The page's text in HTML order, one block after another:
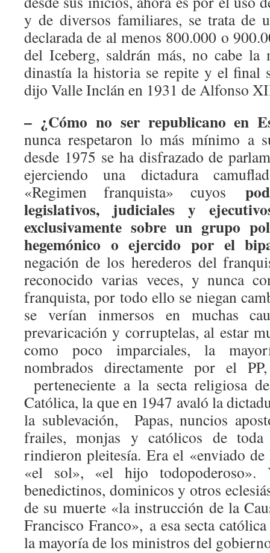
y de diversos familiares, se trata de
declarada de al menos 800.000 o
del Iceberg, saldrán más, no cabe la
dinastía la historia se repite y el final
dijo Valle Inclán en 1931 de Alfonso
– ¿Cómo no ser republicano en
nunca respetaron lo más mínimo a
desde 1975 se ha disfrazado de
ejerciendo una dictadura
«Regimen franquista» cuyos
legislativos, judiciales y
exclusivamente sobre un grupo
hegemónico o ejercido por el
negación de los herederos del
reconocido varias veces, y nunca
franquista, por todo ello se niegan
se verían inmersos en muchas
prevaricación y corruptelas, al estar
como poco imparciales, la
nombrados directamente por el
perteneciente a la secta religiosa
Católica, la que en 1947 avaló la
la sublevación, Papas, nuncios
frailes, monjas y católicos de
rindieron pleitesía. Era el «enviado
«el sol», «el hijo todopoderoso».
benedictinos, dominicos y otros
de su muerte «la instrucción de la
Francisco Franco», a esa secta
la mayoría de los ministros del